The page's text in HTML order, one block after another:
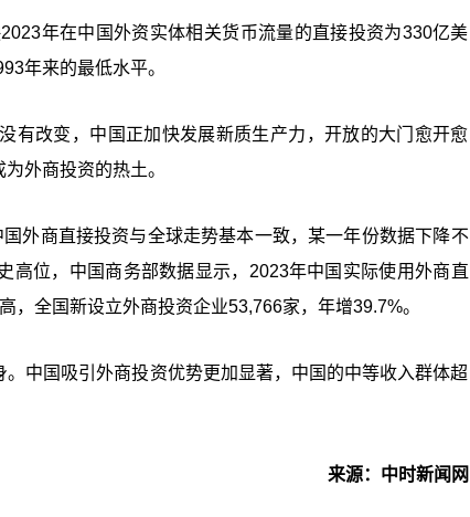
年在中国外资实体相关货币流量的直接投资为330亿美
年来的最低水平。
有改变，中国正加快发展新质生产力，开放的大门愈开愈
外商投资的热土。
外商直接投资与全球走势基本一致，某一年份数据下降不
高位，中国商务部数据显示，2023年中国实际使用外商直
全国新设立外商投资企业53,766家，年增39.7%。
中国吸引外商投资优势更加显著，中国的中等收入群体超
来源：中时新闻网